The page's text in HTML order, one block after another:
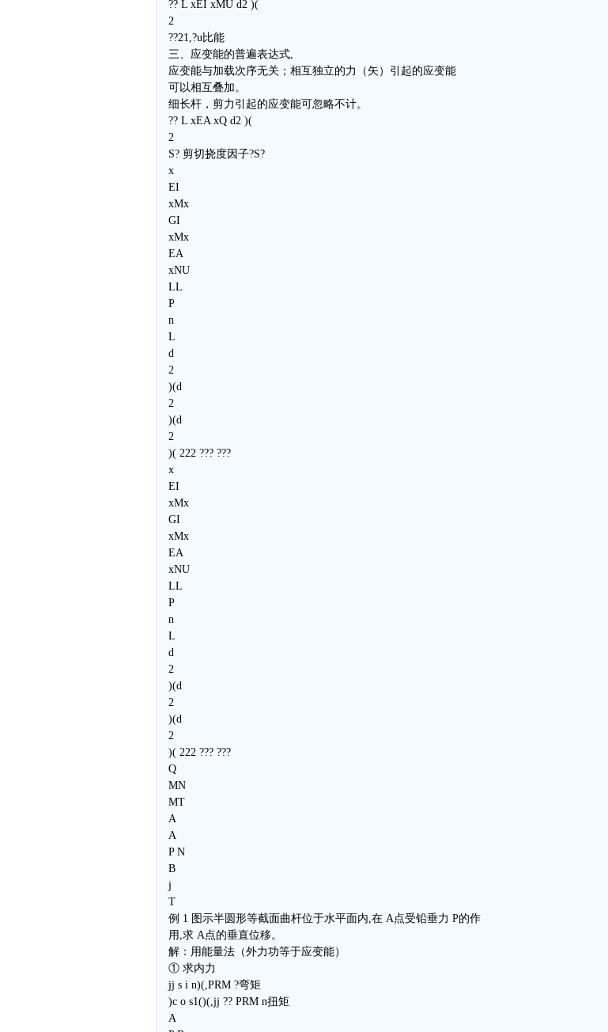
?? L xEI xMU d2 )(
2
??21,?u比能
三、应变能的普遍表达式,
应变能与加载次序无关；相互独立的力（矢）引起的应变能
可以相互叠加。
细长杆，剪力引起的应变能可忽略不计。
?? L xEA xQ d2 )(
2
S? 剪切挠度因子?S?
x
EI
xMx
GI
xMx
EA
xNU
LL
P
n
L
d
2
)(d
2
)(d
2
)( 222 ??? ???
x
EI
xMx
GI
xMx
EA
xNU
LL
P
n
L
d
2
)(d
2
)(d
2
)( 222 ??? ???
Q
MN
MT
A
A
P N
B
j
T
例 1 图示半圆形等截面曲杆位于水平面内,在 A点受铅垂力 P的作
用,求 A点的垂直位移。
解：用能量法（外力功等于应变能）
① 求内力
jj s i n)(,PRM ?弯矩
)c o s1()(,jj ?? PRM n扭矩
A